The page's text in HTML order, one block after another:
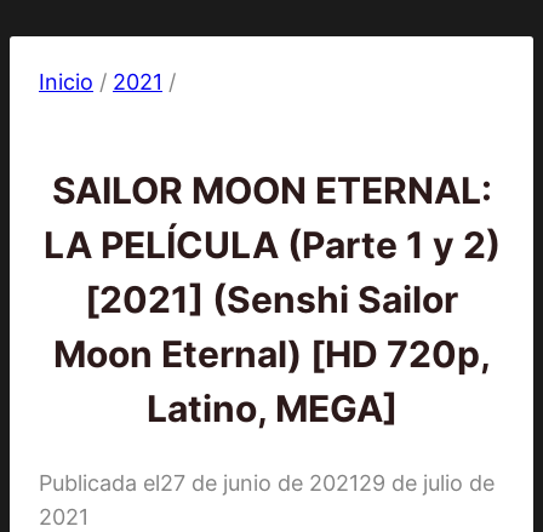
Inicio / 2021 /
SAILOR MOON ETERNAL:
LA PELÍCULA (Parte 1 y 2)
[2021] (Senshi Sailor
Moon Eternal) [HD 720p,
Latino, MEGA]
Publicada el27 de junio de 202129 de julio de
2021